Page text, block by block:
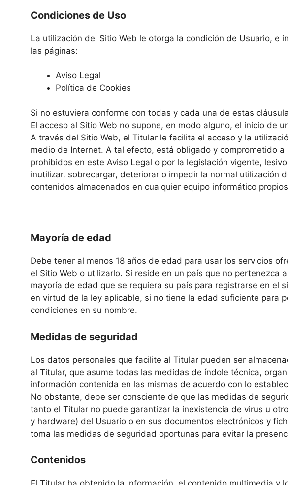
Condiciones de Uso
La utilización del Sitio Web le otorga la condición de Usuario, e
las páginas:
Aviso Legal
Política de Cookies
Si no estuviera conforme con todas y cada una de estas
El acceso al Sitio Web no supone, en modo alguno, el inicio de
A través del Sitio Web, el Titular le facilita el acceso y la
medio de Internet. A tal efecto, está obligado y comprometido
prohibidos en este Aviso Legal o por la legislación vigente,
inutilizar, sobrecargar, deteriorar o impedir la normal utilización
contenidos almacenados en cualquier equipo informático
Mayoría de edad
Debe tener al menos 18 años de edad para usar los servicios
el Sitio Web o utilizarlo. Si reside en un país que no pertenezca
mayoría de edad que se requiera su país para registrarse en el
en virtud de la ley aplicable, si no tiene la edad suficiente para
condiciones en su nombre.
Medidas de seguridad
Los datos personales que facilite al Titular pueden ser
al Titular, que asume todas las medidas de índole técnica,
información contenida en las mismas de acuerdo con lo
No obstante, debe ser consciente de que las medidas de
tanto el Titular no puede garantizar la inexistencia de virus u
y hardware) del Usuario o en sus documentos electrónicos y
toma las medidas de seguridad oportunas para evitar la
Contenidos
El Titular ha obtenido la información, el contenido multimedia y